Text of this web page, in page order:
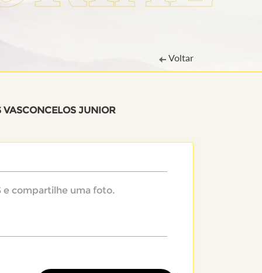
Voltar
VASCONCELOS JUNIOR